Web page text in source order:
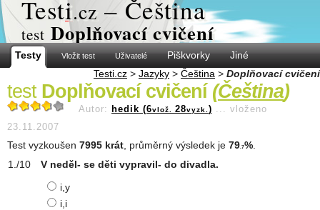
Testi.cz – Čeština
test Doplňovací cvičení
Testy Vložit test Uživatelé Piškvorky
Jiné
Testi.cz > Jazyky > Čeština > Doplňovací cvičení
test Doplňovací cvičení (Čeština)
Autor: hedik (6vlož. 28vyzk. ) ... vloženo
23.11.2007
Test vyzkoušen 7995 krát , průměrný výsledek je 79 .7%
V neděl- se děti vypravil- do divadla.
i,y
i,i